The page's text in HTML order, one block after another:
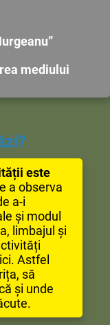
mediului
este
a observa
a-i
și modul
limbajul și
Astfel
să
și unde